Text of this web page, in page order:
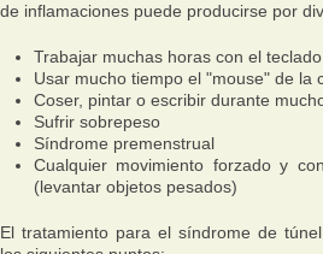
de inflamaciones puede producirse por
Trabajar muchas horas con el
Usar mucho tiempo el "mouse" de la
Coser, pintar o escribir durante
Sufrir sobrepeso
Síndrome premenstrual
Cualquier movimiento forzado y
(levantar objetos pesados)
El tratamiento para el síndrome de